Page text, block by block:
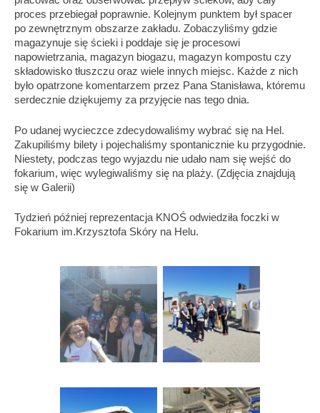
proces przebiegał poprawnie. Kolejnym punktem był spacer
po zewnętrznym obszarze zakładu. Zobaczyliśmy gdzie
magazynuje się ścieki i poddaje się je procesowi
napowietrzania, magazyn biogazu, magazyn kompostu czy
składowisko tłuszczu oraz wiele innych miejsc. Każde z nich
było opatrzone komentarzem przez Pana Stanisława, któremu
serdecznie dziękujemy za przyjęcie nas tego dnia.
Po udanej wycieczce zdecydowaliśmy wybrać się na Hel.
Zakupiliśmy bilety i pojechaliśmy spontanicznie ku przygodnie.
Niestety, podczas tego wyjazdu nie udało nam się wejść do
fokarium, więc wylegiwaliśmy się na plaży. (Zdjęcia znajdują
się w Galerii)
Tydzień później reprezentacja KNOŚ odwiedziła foczki w
Fokarium im.Krzysztofa Skóry na Helu.